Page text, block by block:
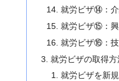
就労ビザ⑭：
就労ビザ⑮：
就労ビザ⑯：
就労ビザの取得
就労ビザを新